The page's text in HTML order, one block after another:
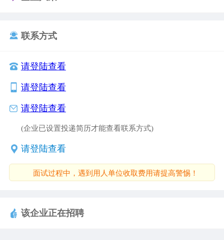
1780米。总规划用地面积3862亩，其中开发用地
座、主干道20多条，防洪堤、风光带六公里，社会
停车场7个，不算住宅投资仅市政公用设施部分估算
总投资6亿元。项目分+期实施，房地产综合开发与
市政基础设施建设同步推进。新城区内综合市场、
成后将在扩大城市规模的基础上，全面树立常宁城
市形象，提升城市档次，成为常宁城市的新名片。
岸”于近期已经开盘销售，形式乐观。
联系方式
请登陆查看
请登陆查看
请登陆查看
(企业已设置投递简历才能查看联系方式)
请登陆查看
面试过程中，遇到用人单位收取费用请提高警惕！
该企业正在招聘